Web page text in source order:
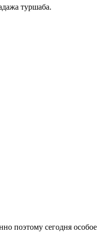
туршаба.
поэтому сегодня особое